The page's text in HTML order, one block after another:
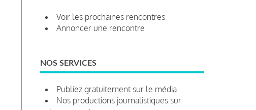
Voir les prochaines rencontres
Annoncer une rencontre
NOS SERVICES
Publiez gratuitement sur le média
Nos productions journalistiques sur